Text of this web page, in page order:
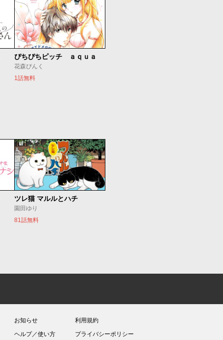
ぴちぴちピッチ ａｑｕａ
花森ぴんく
1話無料
ツレ猫 マルルとハチ
園田ゆり
81話無料
お知らせ
ヘルプ／使い方
利用規約
プライバシーポリシー